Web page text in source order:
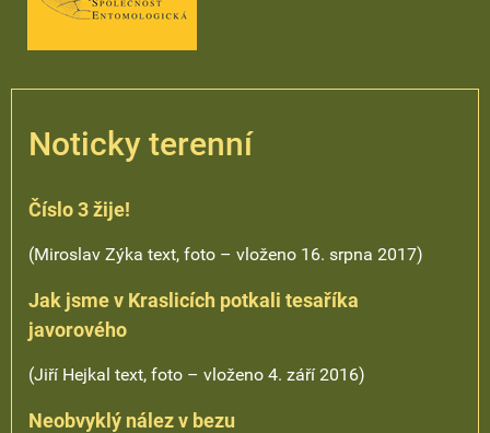
Noticky terenní
Číslo 3 žije!
(Miroslav Zýka text, foto – vloženo 16. srpna 2017)
Jak jsme v Kraslicích potkali tesaříka
javorového
(Jiří Hejkal text, foto – vloženo 4. září 2016)
Neobvyklý nález v bezu